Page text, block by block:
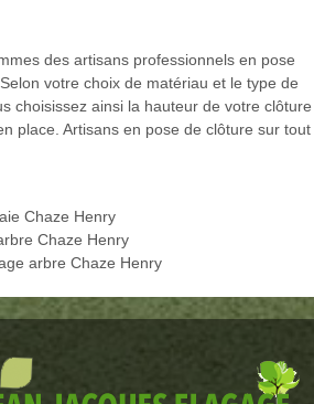
des artisans professionnels en pose
votre choix de matériau et le type de
choisissez ainsi la hauteur de votre clôture
place. Artisans en pose de clôture sur tout
Chaze Henry
Chaze Henry
arbre Chaze Henry